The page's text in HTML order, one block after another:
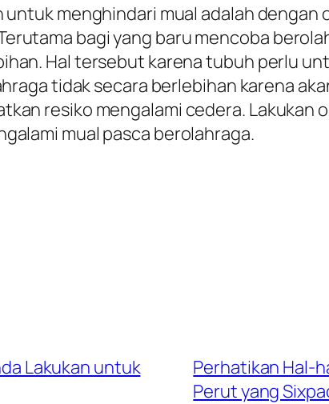
menghindari mual adalah
bagi yang baru mencoba
Hal tersebut karena tubuh perlu
tidak secara berlebihan karena
resiko mengalami cedera.
mual pasca berolahraga.
Lakukan untuk
Perhatikan Hal-
Perut yang